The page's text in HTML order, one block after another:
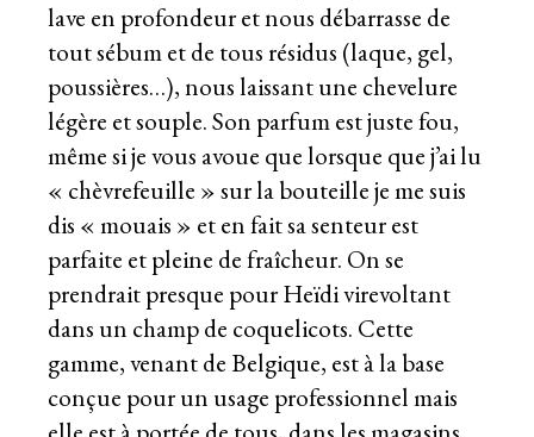
lave en profondeur et nous débarrasse de
tout sébum et de tous résidus (laque, gel,
poussières…), nous laissant une chevelure
légère et souple. Son parfum est juste fou,
même si je vous avoue que lorsque que j’ai lu
« chèvrefeuille » sur la bouteille je me suis
dis « mouais » et en fait sa senteur est
parfaite et pleine de fraîcheur. On se
prendrait presque pour Heïdi virevoltant
dans un champ de coquelicots. Cette
gamme, venant de Belgique, est à la base
conçue pour un usage professionnel mais